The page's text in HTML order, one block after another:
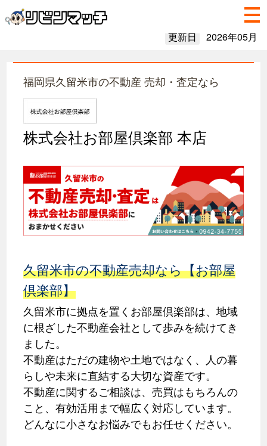
更新日 2026年05月
福岡県久留米市の不動産 売却・査定なら
株式会社お部屋倶楽部 本店
久留米市の不動産売却なら【お部屋
倶楽部】
久留米市に拠点を置くお部屋倶楽部は、地域
に根ざした不動産会社として歩みを続けてき
ました。
不動産はただの建物や土地ではなく、人の暮
らしや未来に直結する大切な資産です。
不動産に関するご相談は、売買はもちろんの
こと、有効活用まで幅広く対応しています。
どんなに小さなお悩みでもお任せください。